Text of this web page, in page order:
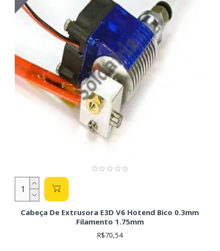
Cabeça De Extrusora E3D V6 Hotend Bico 0.3mm
Filamento 1.75mm
R$70,54